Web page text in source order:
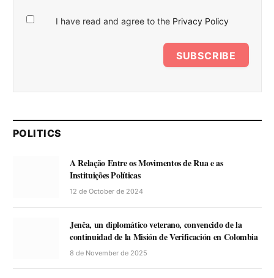
I have read and agree to the Privacy Policy
SUBSCRIBE
POLITICS
A Relação Entre os Movimentos de Rua e as
Instituições Políticas
12 de October de 2024
Jenča, un diplomático veterano, convencido de la
continuidad de la Misión de Verificación en Colombia
8 de November de 2025